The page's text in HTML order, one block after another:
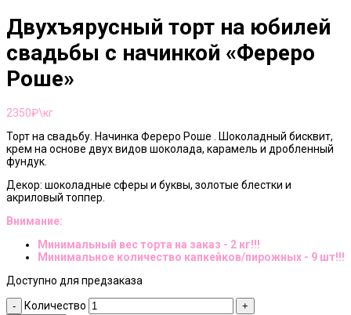
Двухъярусный торт на юбилей
свадьбы с начинкой «Фереро
Роше»
2350₽\кг
Торт на свадьбу. Начинка Фереро Роше . Шоколадный бисквит,
крем на основе двух видов шоколада, карамель и дробленный
фундук.
Декор: шоколадные сферы и буквы, золотые блестки и
акриловый топпер.
Внимание:
Минимальный вес торта на заказ - 2 кг!!!
Минимальное количество капкейков/пирожных - 9 шт!!!
Доступно для предзаказа
Количество